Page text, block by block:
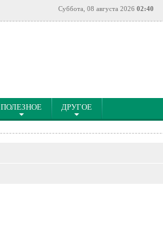
Суббота, 08 августа 2026 02:40
ПОЛЕЗНОЕ ДРУГОЕ